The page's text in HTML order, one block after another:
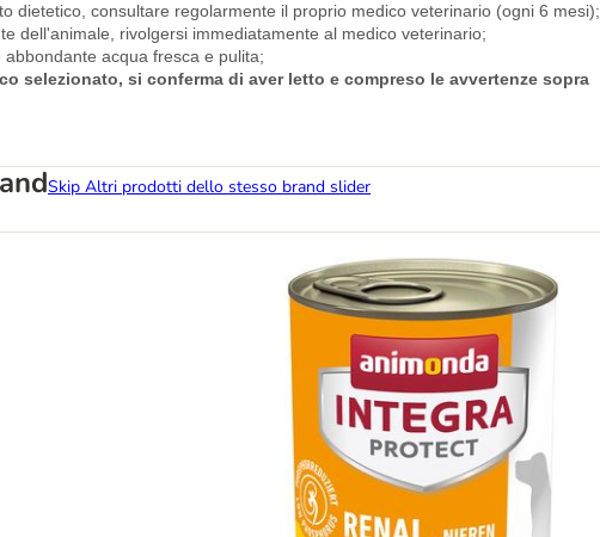
dietetico, consultare regolarmente il proprio medico veterinario (ogni 6 mesi);
dell'animale, rivolgersi immediatamente al medico veterinario;
acqua fresca e pulita;
selezionato, si conferma di aver letto e compreso le avvertenze sopra
Skip Altri prodotti dello stesso brand slider